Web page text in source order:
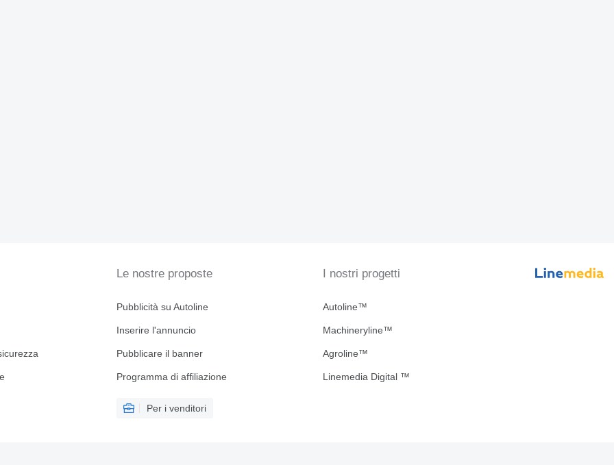
Le nostre proposte
Pubblicità su Autoline
Inserire l'annuncio
Pubblicare il banner
Programma di affiliazione
Per i venditori
I nostri progetti
Autoline™
Machineryline™
Agroline™
Linemedia Digital ™